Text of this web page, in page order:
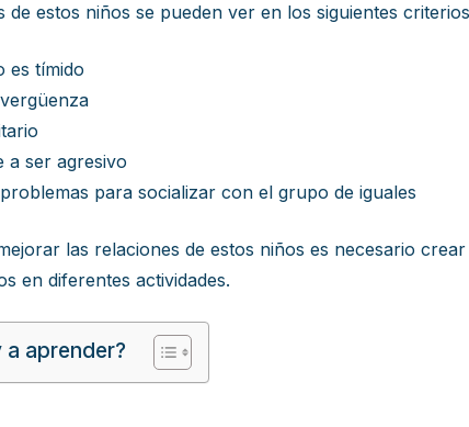
de estos niños se pueden ver en los siguientes
es tímido
a ser agresivo
para socializar con el grupo de iguales
las relaciones de estos niños es necesario
en diferentes actividades.
a aprender?